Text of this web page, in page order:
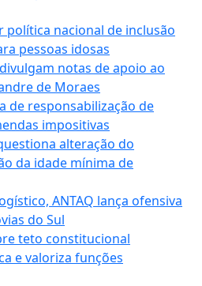
nacional de inclusão
pessoas idosas
notas de apoio ao
de Moraes
de responsabilização de
impositivas
alteração do
da idade mínima de
ANTAQ lança ofensiva
do Sul
teto constitucional
e valoriza funções